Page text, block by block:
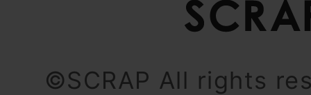
©SCRAP All rights